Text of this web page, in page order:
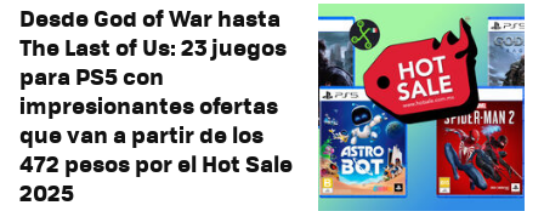
Desde God of War hasta
The Last of Us: 23 juegos
para PS5 con
impresionantes ofertas
que van a partir de los
472 pesos por el Hot Sale
2025